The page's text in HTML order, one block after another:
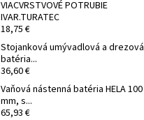
VIACVRSTVOVÉ POTRUBIE
IVAR.TURATEC
18,75 €
Stojanková umývadlová a drezová
batéria...
36,60 €
Vaňová nástenná batéria HELA 100
mm, s...
65,93 €